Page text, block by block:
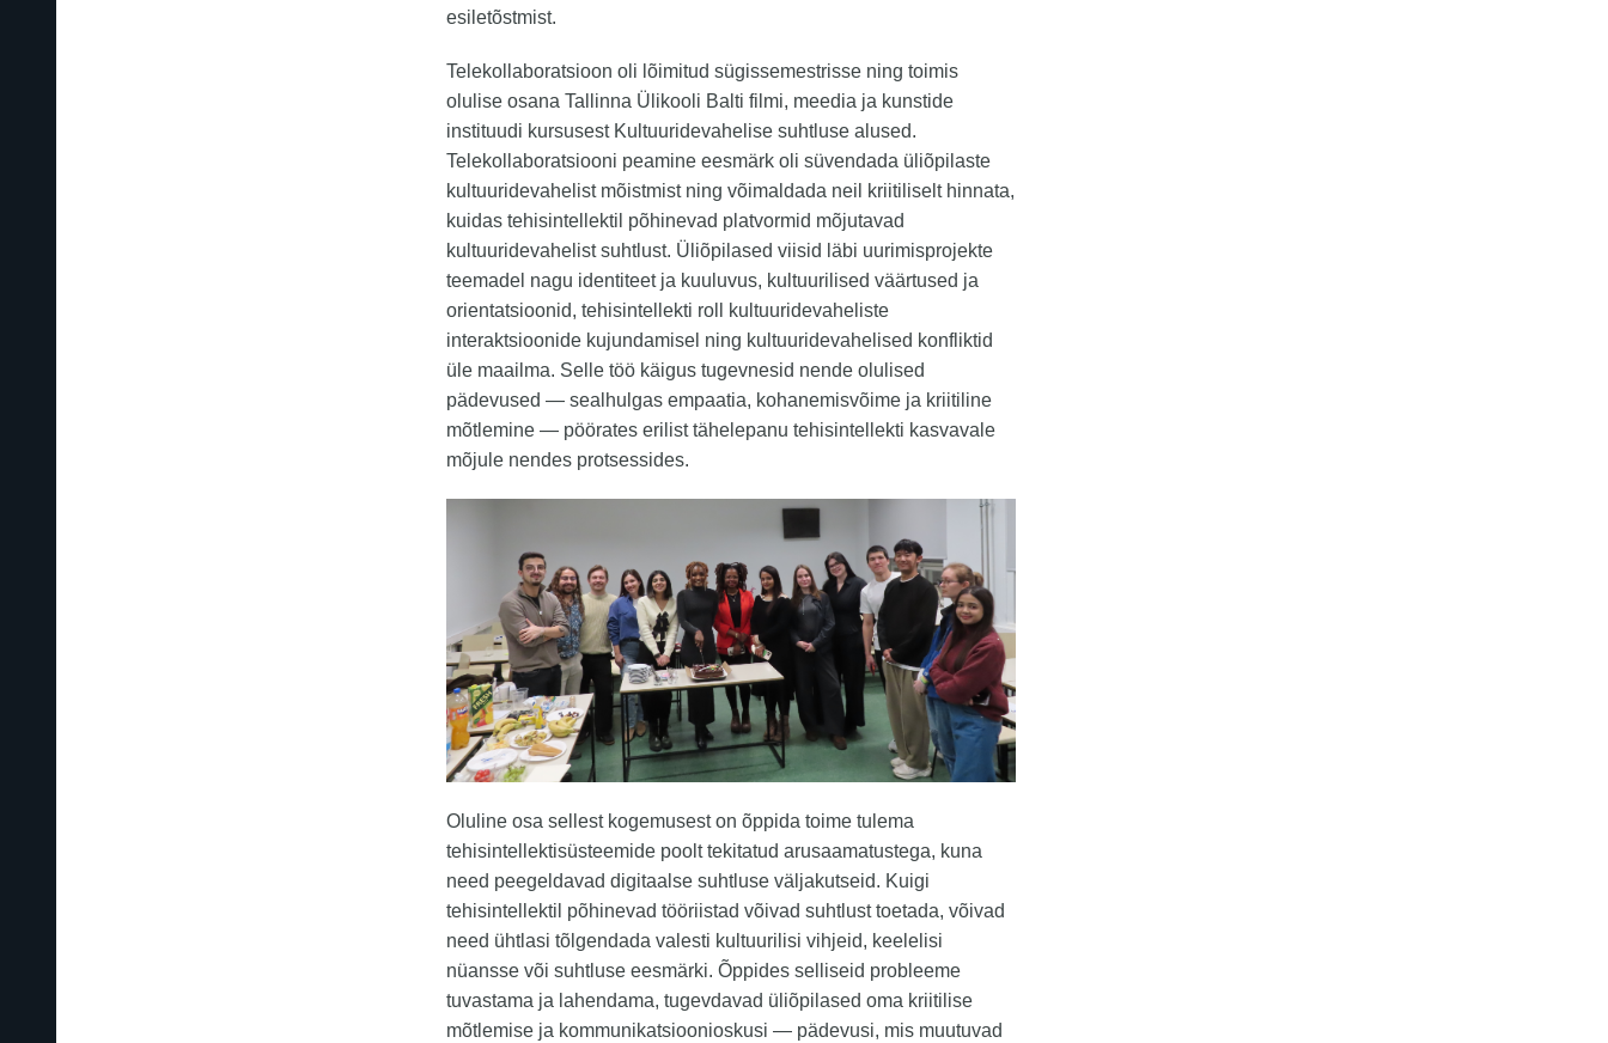
esiletõstmist.
Telekollaboratsioon oli lõimitud sügissemestrisse ning toimis
olulise osana Tallinna Ülikooli Balti filmi, meedia ja kunstide
instituudi kursusest Kultuuridevahelise suhtluse alused.
Telekollaboratsiooni peamine eesmärk oli süvendada üliõpilaste
kultuuridevahelist mõistmist ning võimaldada neil kriitiliselt hinnata,
kuidas tehisintellektil põhinevad platvormid mõjutavad
kultuuridevahelist suhtlust. Üliõpilased viisid läbi uurimisprojekte
teemadel nagu identiteet ja kuuluvus, kultuurilised väärtused ja
orientatsioonid, tehisintellekti roll kultuuridevaheliste
interaktsioonide kujundamisel ning kultuuridevahelised konfliktid
üle maailma. Selle töö käigus tugevnesid nende olulised
pädevused — sealhulgas empaatia, kohanemisvõime ja kriitiline
mõtlemine — pöörates erilist tähelepanu tehisintellekti kasvavale
mõjule nendes protsessides.
Oluline osa sellest kogemusest on õppida toime tulema
tehisintellektisüsteemide poolt tekitatud arusaamatustega, kuna
need peegeldavad digitaalse suhtluse väljakutseid. Kuigi
tehisintellektil põhinevad tööriistad võivad suhtlust toetada, võivad
need ühtlasi tõlgendada valesti kultuurilisi vihjeid, keelelisi
nüansse või suhtluse eesmärki. Õppides selliseid probleeme
tuvastama ja lahendama, tugevdavad üliõpilased oma kriitilise
mõtlemise ja kommunikatsioonioskusi — pädevusi, mis muutuvad